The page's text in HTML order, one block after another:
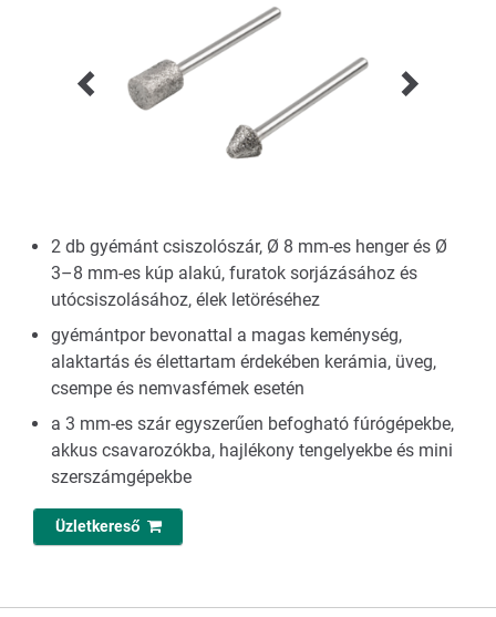
2 db gyémánt csiszolószár, Ø 8 mm-es henger és Ø
3–8 mm-es kúp alakú, furatok sorjázásához és
utócsiszolásához, élek letöréséhez
gyémántpor bevonattal a magas keménység,
alaktartás és élettartam érdekében kerámia, üveg,
csempe és nemvasfémek esetén
a 3 mm-es szár egyszerűen befogható fúrógépekbe,
akkus csavarozókba, hajlékony tengelyekbe és mini
szerszámgépekbe
Üzletkereső